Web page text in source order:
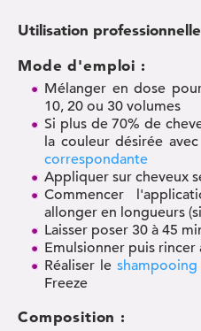
Utilisation
Mode d'emploi :
Mélanger en dose
10, 20 ou 30 volumes
Si plus de 70% de
la couleur désirée
correspondante
Appliquer sur cheveux
Commencer
allonger en longueurs
Laisser poser 30 à 45
Emulsionner puis
Réaliser le
Freeze
Composition :